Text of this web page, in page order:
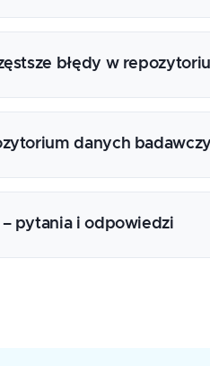
w DataCite –
błędy w
danych
dla projektów NCN
– pytania i odpowiedzi